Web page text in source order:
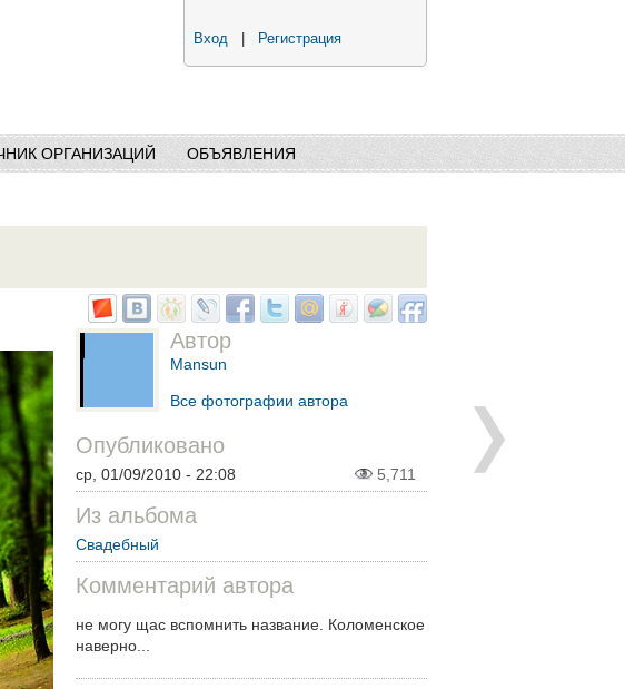
Вход Регистрация
ОРГАНИЗАЦИЙ ОБЪЯВЛЕНИЯ
Автор
Mansun
Все фотографии автора
5,711
Опубликовано
ср, 01/09/2010 - 22:08
Из альбома
Свадебный
Комментарий автора
не могу щас вспомнить название. Коломенское
наверно...